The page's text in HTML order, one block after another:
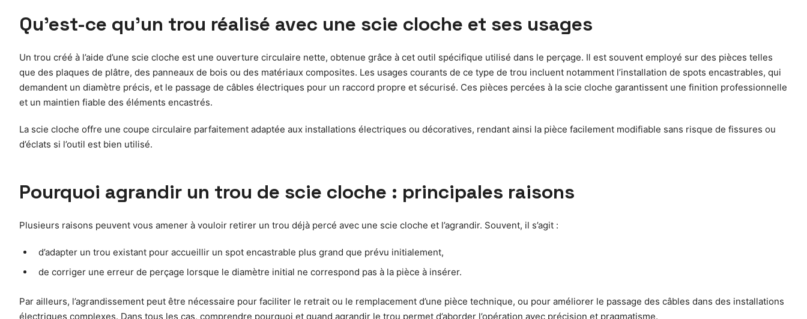
Qu’est-ce qu’un trou réalisé avec une scie cloche et ses usages
Un trou créé à l’aide d’une scie cloche est une ouverture circulaire nette, obtenue grâce à cet outil spécifique utilisé dans le perçage. Il est souvent employé sur des pièces telles
que des plaques de plâtre, des panneaux de bois ou des matériaux composites. Les usages courants de ce type de trou incluent notamment l’installation de spots encastrables, qui
demandent un diamètre précis, et le passage de câbles électriques pour un raccord propre et sécurisé. Ces pièces percées à la scie cloche garantissent une finition professionnelle
et un maintien fiable des éléments encastrés.
La scie cloche offre une coupe circulaire parfaitement adaptée aux installations électriques ou décoratives, rendant ainsi la pièce facilement modifiable sans risque de fissures ou
d’éclats si l’outil est bien utilisé.
Pourquoi agrandir un trou de scie cloche : principales raisons
Plusieurs raisons peuvent vous amener à vouloir retirer un trou déjà percé avec une scie cloche et l’agrandir. Souvent, il s’agit :
d’adapter un trou existant pour accueillir un spot encastrable plus grand que prévu initialement,
de corriger une erreur de perçage lorsque le diamètre initial ne correspond pas à la pièce à insérer.
Par ailleurs, l’agrandissement peut être nécessaire pour faciliter le retrait ou le remplacement d’une pièce technique, ou pour améliorer le passage des câbles dans des installations
électriques complexes. Dans tous les cas, comprendre pourquoi et quand agrandir le trou permet d’aborder l’opération avec précision et pragmatisme.